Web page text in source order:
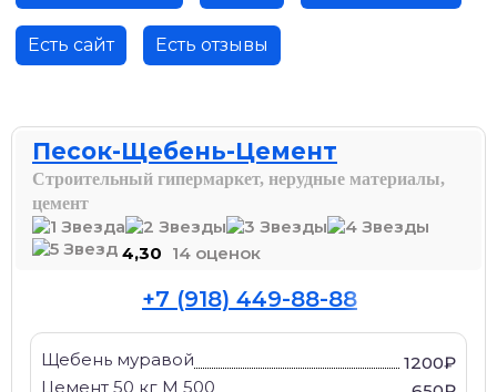
Есть сайт Есть отзывы
Песок-Щебень-Цемент
Строительный гипермаркет, нерудные материалы,
цемент
4,30 14 оценок
+7 (918) 449-88-88
Щебень муравой
1200₽
Цемент 50 кг М 500